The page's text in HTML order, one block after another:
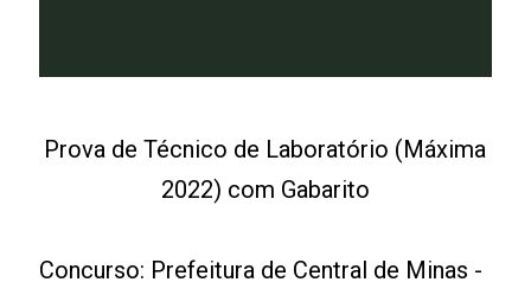
Prova de Técnico de Laboratório (Máxima
2022) com Gabarito
Concurso: Prefeitura de Central de Minas -